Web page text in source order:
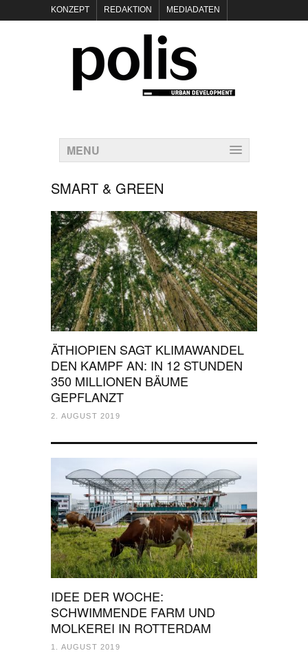
KONZEPT REDAKTION MEDIADATEN
POLIS KEYNOTES
KONTAKT DATENSCHUTZ IMPRESSUM
MENU
SMART & GREEN
ÄTHIOPIEN SAGT KLIMAWANDEL
DEN KAMPF AN: IN 12 STUNDEN
350 MILLIONEN BÄUME
GEPFLANZT
2. AUGUST 2019
IDEE DER WOCHE:
SCHWIMMENDE FARM UND
MOLKEREI IN ROTTERDAM
1. AUGUST 2019